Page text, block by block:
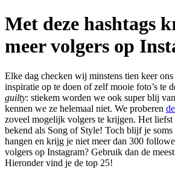
Met deze hashtags
meer volgers op
Elke dag checken wij minstens tien keer
inspiratie op te doen of zelf mooie foto’s te
guilty: stiekem worden we ook super blij
kennen we ze helemaal niet. We proberen
zoveel mogelijk volgers te krijgen. Het
bekend als Song of Style! Toch blijf je soms
hangen en krijg je niet meer dan 300
volgers op Instagram? Gebruik dan de
Hieronder vind je de top 25!